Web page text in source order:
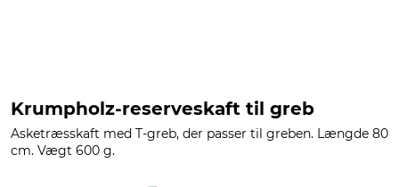
Krumpholz-reserveskaft til greb
Asketræsskaft med T-greb, der passer til greben. Længde 80
cm. Vægt 600 g.